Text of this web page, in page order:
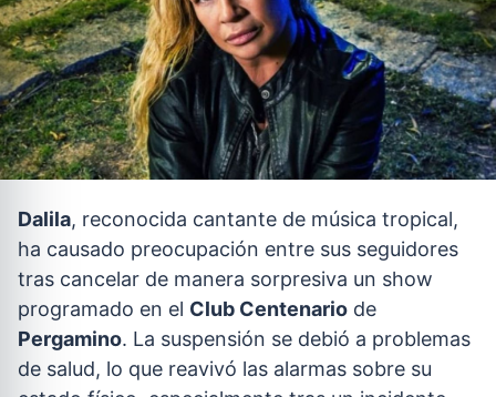
Dalila, reconocida cantante de música tropical,
ha causado preocupación entre sus seguidores
tras cancelar de manera sorpresiva un show
programado en el Club Centenario de
Pergamino. La suspensión se debió a problemas
de salud, lo que reavivó las alarmas sobre su